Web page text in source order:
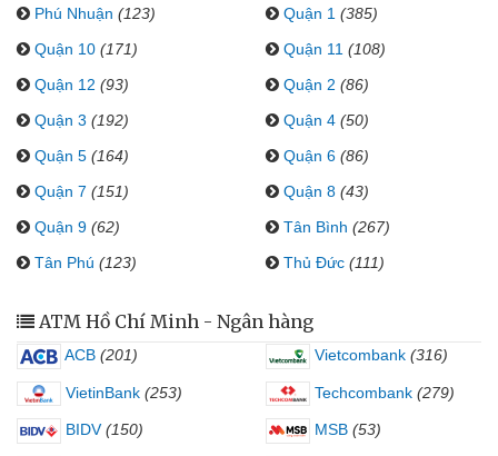
Phú Nhuận (123) Quận 1 (385)
Quận 10 (171) Quận 11 (108)
Quận 12 (93) Quận 2 (86)
Quận 3 (192) Quận 4 (50)
Quận 5 (164) Quận 6 (86)
Quận 7 (151) Quận 8 (43)
Quận 9 (62) Tân Bình (267)
Tân Phú (123) Thủ Đức (111)
ATM Hồ Chí Minh - Ngân hàng
ACB (201) Vietcombank (316)
VietinBank (253) Techcombank (279)
BIDV (150) MSB (53)